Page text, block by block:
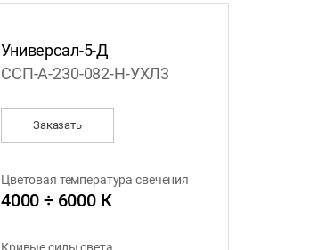
Универсал-5-Д
ССП-А-230-082-Н-УХЛ3
Заказать
Цветовая температура свечения
4000 ÷ 6000 К